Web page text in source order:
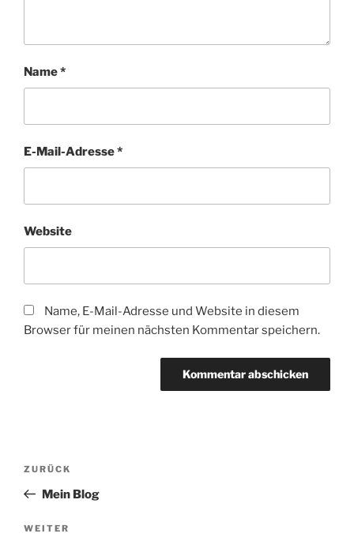
Name*
E-Mail-Adresse*
Website
Name, E-Mail-Adresse und Website in diesem
Browser für meinen nächsten Kommentar speichern.
Beitragsnavigation
Vorheriger
Beitrag
ZURÜCK
Mein Blog
Nächster
WEITER